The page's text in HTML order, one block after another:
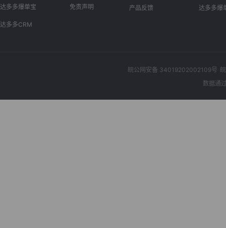
达多多爆单宝
达多多CRM
免责声明 产品反馈 达多多爆
皖公网安备 34019202002109号
数据通